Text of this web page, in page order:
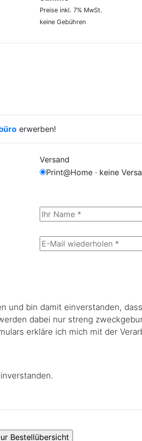
Preise inkl. 7% MwSt.
keine Gebühren
erwerben!
Versand
Print@Home · keine
und bin damit einverstanden,
dabei nur streng
erkläre ich mich mit der